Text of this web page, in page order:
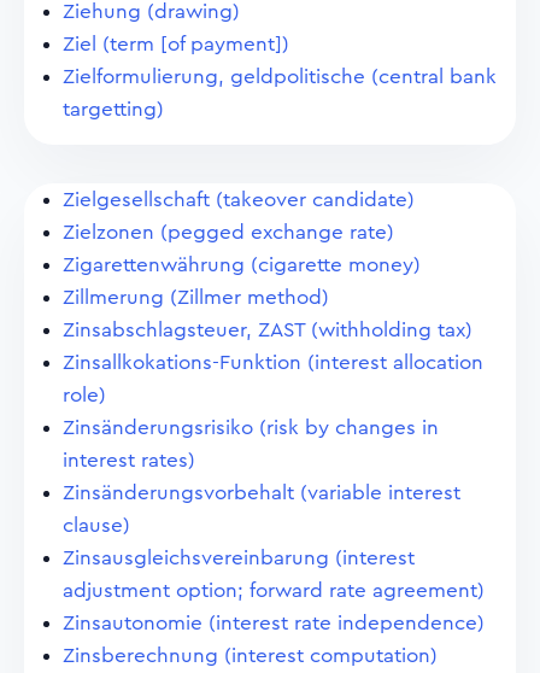
Ziehung (drawing)
Ziel (term [of payment])
Zielformulierung, geldpolitische (central bank
targetting)
Zielgesellschaft (takeover candidate)
Zielzonen (pegged exchange rate)
Zigarettenwährung (cigarette money)
Zillmerung (Zillmer method)
Zinsabschlagsteuer, ZAST (withholding tax)
Zinsallkokations-Funktion (interest allocation
role)
Zinsänderungsrisiko (risk by changes in
interest rates)
Zinsänderungsvorbehalt (variable interest
clause)
Zinsausgleichsvereinbarung (interest
adjustment option; forward rate agreement)
Zinsautonomie (interest rate independence)
Zinsberechnung (interest computation)